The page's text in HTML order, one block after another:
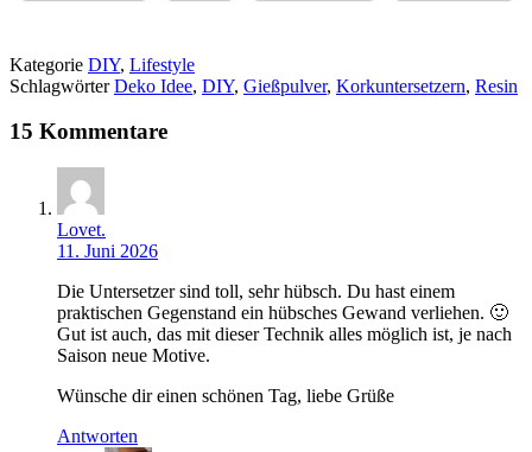
Kategorie DIY, Lifestyle
SchlagwörterDeko Idee, DIY, Gießpulver, Korkuntersetzern, Resin
15 Kommentare
Lovet.
11. Juni 2026
Die Untersetzer sind toll, sehr hübsch. Du hast einem
praktischen Gegenstand ein hübsches Gewand verliehen. 🙂
Gut ist auch, das mit dieser Technik alles möglich ist, je nach
Saison neue Motive.
Wünsche dir einen schönen Tag, liebe Grüße
Antworten